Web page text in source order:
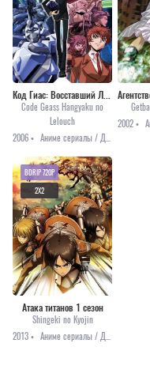
Code Geass Hangyaku no
Lelouch
2006 •
2002 •
Атака титанов 1 сезон
Shingeki no Kyojin
2013 •
Аниме сериалы / Драма / Приключения / Сёнэн / Фэнтези
BDRIP 720P
2X2